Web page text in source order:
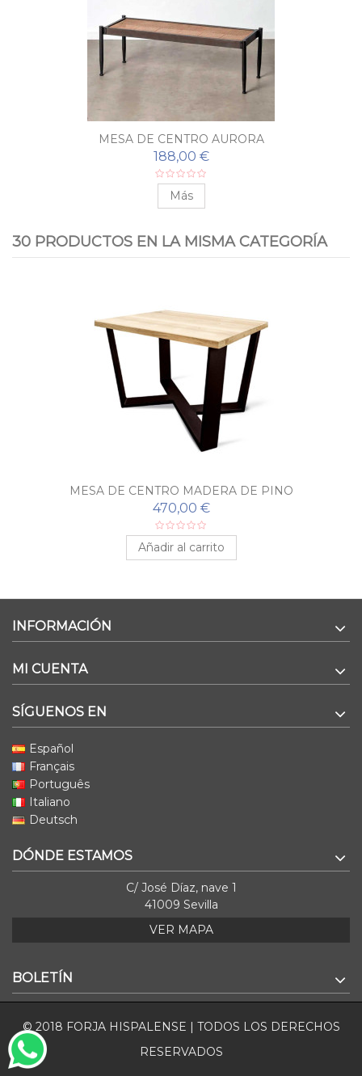
MESA DE CENTRO AURORA
188,00 €
Más
30 PRODUCTOS EN LA MISMA CATEGORÍA
MESA DE CENTRO MADERA DE PINO
470,00 €
Añadir al carrito
INFORMACIÓN
MI CUENTA
SÍGUENOS EN
Español
Français
Português
Italiano
Deutsch
DÓNDE ESTAMOS
C/ José Díaz, nave 1
41009 Sevilla
VER MAPA
BOLETÍN
© 2018 FORJA HISPALENSE | TODOS LOS DERECHOS
RESERVADOS